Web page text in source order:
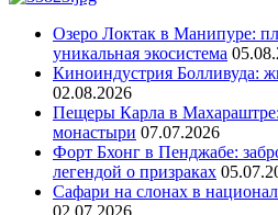
Озеро Локтак в Манипуре:
уникальная экосистема
Киноиндустрия Болливуда:
02.08.2026
Пещеры Карла в Махараштре:
монастыри 07.07.2026
Форт Бхонг в Пенджабе:
легендой о призраках
Сафари на слонах в